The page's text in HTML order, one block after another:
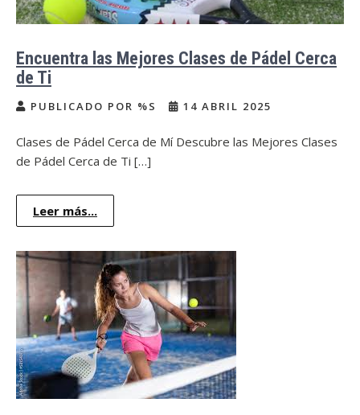
Encuentra las Mejores Clases de Pádel Cerca
de Ti
PUBLICADO POR %S 14 ABRIL 2025
Clases de Pádel Cerca de Mí Descubre las Mejores Clases
de Pádel Cerca de Ti […]
Leer más...